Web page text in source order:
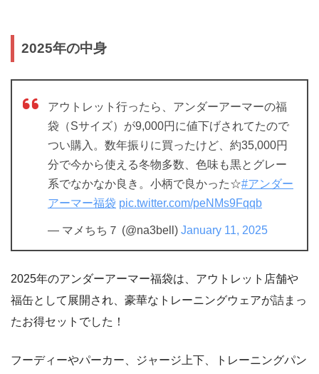
2025年の中身
アウトレット行ったら、アンダーアーマーの福
袋（Sサイズ）が9,000円に値下げされてたので
つい購入。数年振りに買ったけど、約35,000円
分で今から使える冬物多数、色味も黒とグレー
系でなかなか良き。小柄で良かった☆#アンダー
アーマー福袋 pic.twitter.com/peNMs9Fqqb
— マメちち７ (@na3bell) January 11, 2025
2025年のアンダーアーマー福袋は、アウトレット店舗や
福缶として展開され、豪華なトレーニングウェアが詰まっ
たお得セットでした！
フーディーやパーカー、ジャージ上下、トレーニングパン